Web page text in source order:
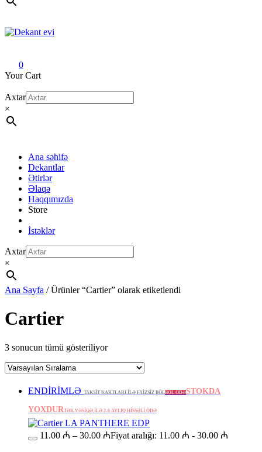
0
Your Cart
Axtar
×
Ana səhifə
Dekantlar
Ətirlər
Əlaqə
Haqqımızda
Store
İstəklər
Axtar
×
Ana Sayfa / Ürünler “Cartier” olarak etiketlendi
Cartier
3 sonucun tümü gösteriliyor
ENDİRİMLƏ TAKSİT KARTLARI İLƏ FAİZSİZ BÖLBÖL ÖDƏSTOKDA
YOXDURTƏK VƏSİQƏ İLƏ 2-6 AYLIQ HİSSƏLİ ÖDƏ
11.00 ₼ – 30.00 ₼Fiyat aralığı: 11.00 ₼ - 30.00 ₼